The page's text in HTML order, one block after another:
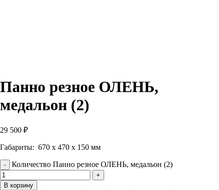
Панно резное ОЛЕНЬ,
медальон (2)
29 500 ₽
Габариты: 670 х 470 х 150 мм
Количество Панно резное ОЛЕНЬ, медальон (2)
В корзину